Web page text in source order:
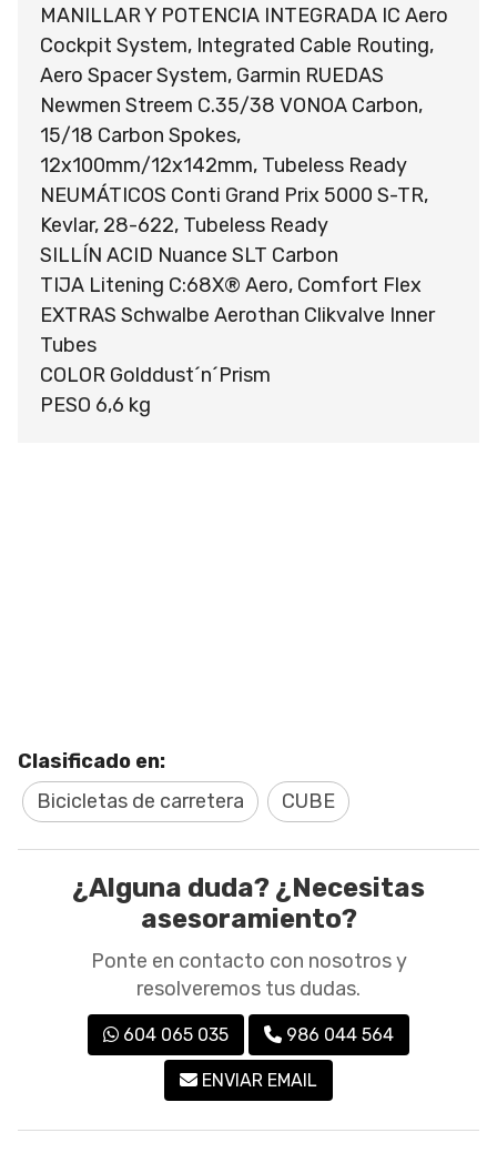
MANILLAR Y POTENCIA INTEGRADA IC Aero
Cockpit System, Integrated Cable Routing,
Aero Spacer System, Garmin RUEDAS
Newmen Streem C.35/38 VONOA Carbon,
15/18 Carbon Spokes,
12x100mm/12x142mm, Tubeless Ready
NEUMÁTICOS Conti Grand Prix 5000 S-TR,
Kevlar, 28-622, Tubeless Ready
SILLÍN ACID Nuance SLT Carbon
TIJA Litening C:68X® Aero, Comfort Flex
EXTRAS Schwalbe Aerothan Clikvalve Inner
Tubes
COLOR Golddust´n´Prism
PESO 6,6 kg
Clasificado en:
Bicicletas de carretera
CUBE
¿Alguna duda? ¿Necesitas
asesoramiento?
Ponte en contacto con nosotros y
resolveremos tus dudas.
604 065 035 986 044 564
ENVIAR EMAIL